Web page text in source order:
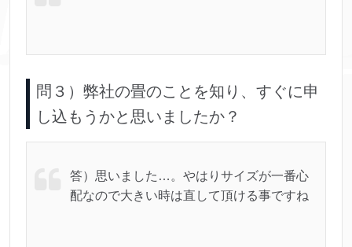
問３）弊社の畳のことを知り、すぐに申
し込もうかと思いましたか？
答）思いました…。やはりサイズが一番心
配なので大きい時は直して頂ける事ですね